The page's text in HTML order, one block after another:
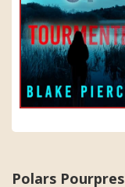
Polars Pourpres